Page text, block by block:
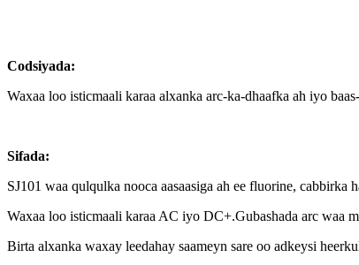
Codsiyada:
Waxaa loo isticmaali karaa alxanka arc-ka-dhaafka ah iyo
Sifada:
SJ101 waa qulqulka nooca aasaasiga ah ee fluorine,
Waxaa loo isticmaali karaa AC iyo DC+.Gubashada arc waa
Birta alxanka waxay leedahay saameyn sare oo adkeysi